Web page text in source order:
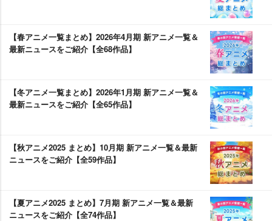
【春アニメ一覧まとめ】2026年4月期 新アニメ一覧＆
最新ニュースをご紹介【全68作品】
【冬アニメ一覧まとめ】2026年1月期 新アニメ一覧＆
最新ニュースをご紹介【全65作品】
【秋アニメ2025 まとめ】10月期 新アニメ一覧＆最新
ニュースをご紹介【全59作品】
【夏アニメ2025 まとめ】7月期 新アニメ一覧＆最新
ニュースをご紹介【全74作品】